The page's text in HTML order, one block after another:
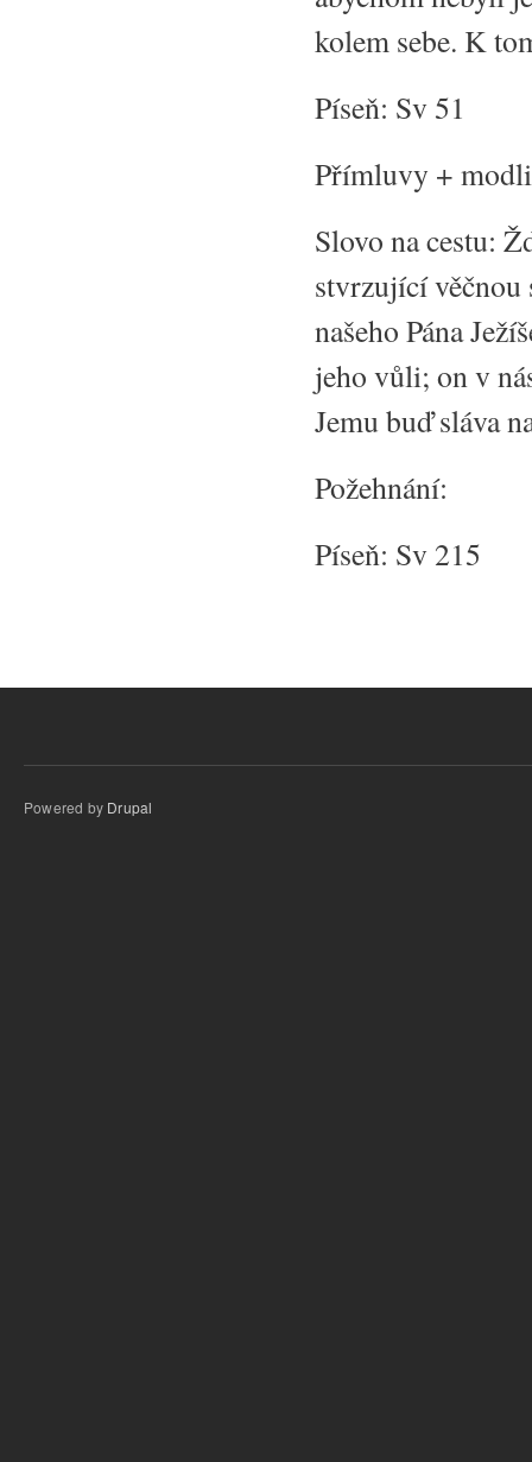
kolem sebe. K
Píseň: Sv 51
Přímluvy +
Slovo na cestu:
stvrzující
našeho Pána
jeho vůli; on v
Jemu buď sláva
Požehnání:
Píseň: Sv 215
Powered by Drupal